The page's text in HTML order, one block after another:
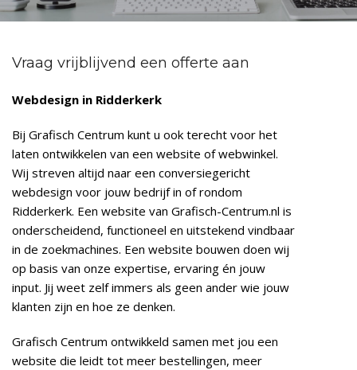
Vraag vrijblijvend een offerte aan
Webdesign in Ridderkerk
Bij Grafisch Centrum kunt u ook terecht voor het
laten ontwikkelen van een website of webwinkel.
Wij streven altijd naar een conversiegericht
webdesign voor jouw bedrijf in of rondom
Ridderkerk. Een website van Grafisch-Centrum.nl is
onderscheidend, functioneel en uitstekend vindbaar
in de zoekmachines. Een website bouwen doen wij
op basis van onze expertise, ervaring én jouw
input. Jij weet zelf immers als geen ander wie jouw
klanten zijn en hoe ze denken.
Grafisch Centrum ontwikkeld samen met jou een
website die leidt tot meer bestellingen, meer